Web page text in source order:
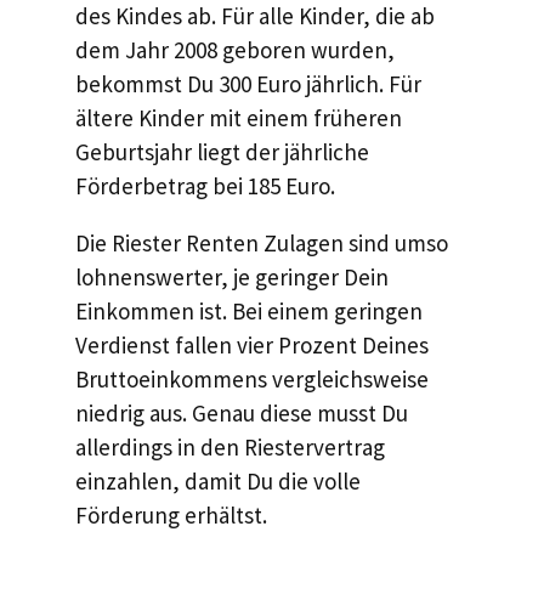
des Kindes ab. Für alle Kinder, die ab
dem Jahr 2008 geboren wurden,
bekommst Du 300 Euro jährlich. Für
ältere Kinder mit einem früheren
Geburtsjahr liegt der jährliche
Förderbetrag bei 185 Euro.
Die Riester Renten Zulagen sind umso
lohnenswerter, je geringer Dein
Einkommen ist. Bei einem geringen
Verdienst fallen vier Prozent Deines
Bruttoeinkommens vergleichsweise
niedrig aus. Genau diese musst Du
allerdings in den Riestervertrag
einzahlen, damit Du die volle
Förderung erhältst.